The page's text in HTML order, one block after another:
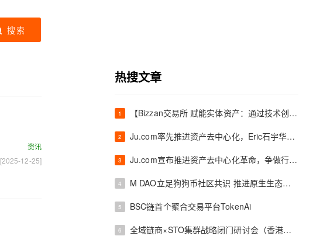
搜索
资讯
[2025-12-25]
热搜文章
1 【Bizzan交易所 赋能实体资产：通过技术创新桥接尼日利亚矿产与全球流动性】
2 Ju.com率先推进资产去中心化，Eric石宇华博士将主导重构交易所安全范式
3 Ju.com宣布推进资产去中心化革命，争做行业首个“代码信任”交易所
4 M DAO立足狗狗币社区共识 推进原生生态落地建设
5 BSC链首个聚合交易平台TokenAi
6 全域链商×STO集群战略闭门研讨会（香港站）成功举办